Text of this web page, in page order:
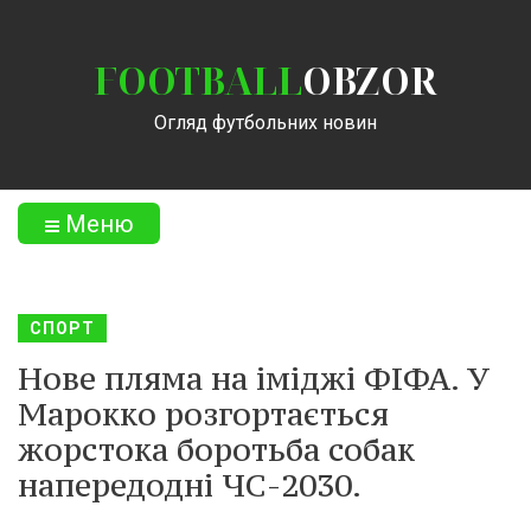
FOOTBALLOBZOR
Огляд футбольних новин
Меню
СПОРТ
Нове пляма на іміджі ФІФА. У
Марокко розгортається
жорстока боротьба собак
напередодні ЧС-2030.